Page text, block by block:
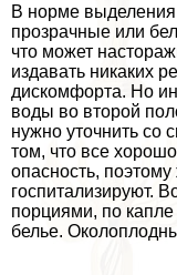
В норме
прозрачные или
что может
издавать никаких
дискомфорта. Но
воды во второй
нужно уточнить со
том, что все
опасность,
госпитализируют.
порциями, по капле
белье.